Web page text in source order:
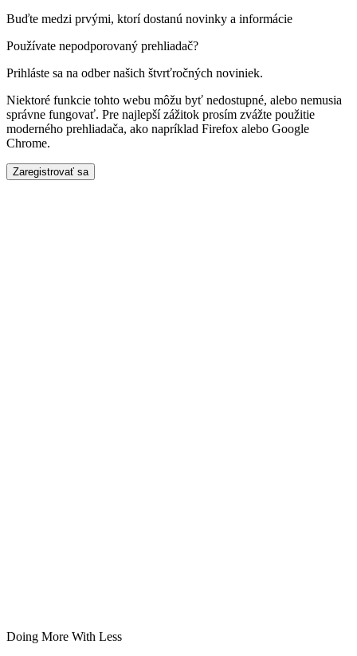
Buďte medzi prvými, ktorí dostanú novinky a informácie
Používate nepodporovaný prehliadač?
Prihláste sa na odber našich štvrťročných noviniek.
Niektoré funkcie tohto webu môžu byť nedostupné, alebo nemusia
správne fungovať. Pre najlepší zážitok prosím zvážte použitie
moderného prehliadača, ako napríklad Firefox alebo Google
Chrome.
Zaregistrovať sa
Doing More With Less